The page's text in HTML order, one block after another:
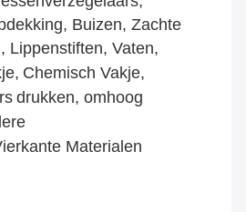
Buizen, Zachte
Lippenstiften, Vaten,
Chemisch Vakje,
drukken, omhoog
Materialen